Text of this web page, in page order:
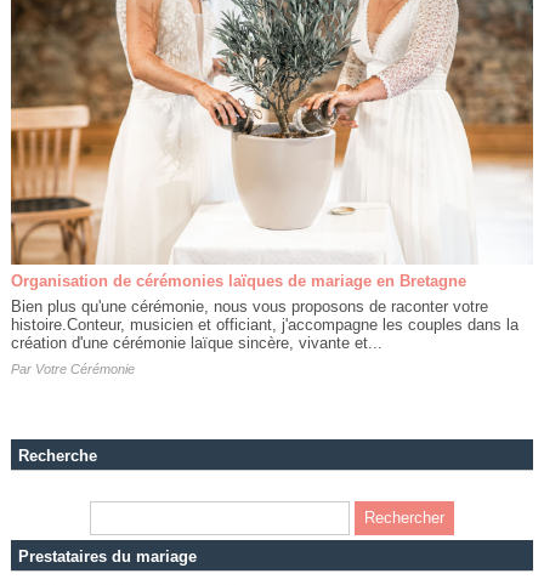
Organisation de cérémonies laïques de mariage en Bretagne
Bien plus qu'une cérémonie, nous vous proposons de raconter votre
histoire.Conteur, musicien et officiant, j'accompagne les couples dans la
création d'une cérémonie laïque sincère, vivante et...
Par Votre Cérémonie
Recherche
Prestataires du mariage